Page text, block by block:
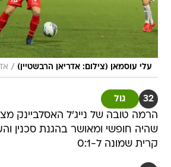
עלי עוסמאן (צילום: אדריאן הרבשטיין) /
32 גול
הרמה טובה של נייג'ל האסלביינק
שהיה חופשי ומאושר בהגנת סכנין
קרית שמונה ל-0:1